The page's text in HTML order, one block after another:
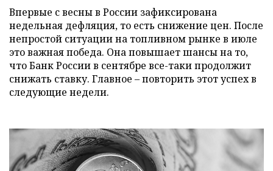
Впервые с весны в России зафиксирована
недельная дефляция, то есть снижение цен. После
непростой ситуации на топливном рынке в июле
это важная победа. Она повышает шансы на то,
что Банк России в сентябре все-таки продолжит
снижать ставку. Главное – повторить этот успех в
следующие недели.